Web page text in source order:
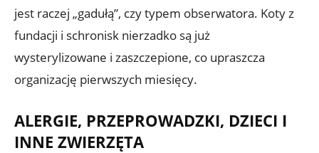
jest raczej „gadułą”, czy typem obserwatora. Koty z
fundacji i schronisk nierzadko są już
wysterylizowane i zaszczepione, co upraszcza
organizację pierwszych miesięcy.
ALERGIE, PRZEPROWADZKI, DZIECI I
INNE ZWIERZĘTA